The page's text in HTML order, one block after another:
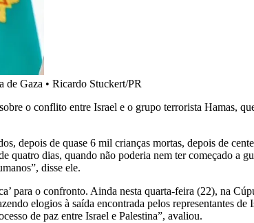
de Gaza • Ricardo Stuckert/PR
o conflito entre Israel e o grupo terrorista Hamas,
depois de quase 6 mil crianças mortas, depois de
quatro dias, quando não poderia nem ter começado a
disse ele.
para o confronto. Ainda nesta quarta-feira (22), na
elogios à saída encontrada pelos representantes
de paz entre Israel e Palestina”, avaliou.